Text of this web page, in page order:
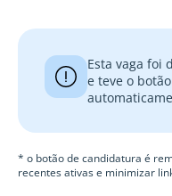
Esta vaga foi
e teve o
* o botão de candidatura é
recentes ativas e minimizar